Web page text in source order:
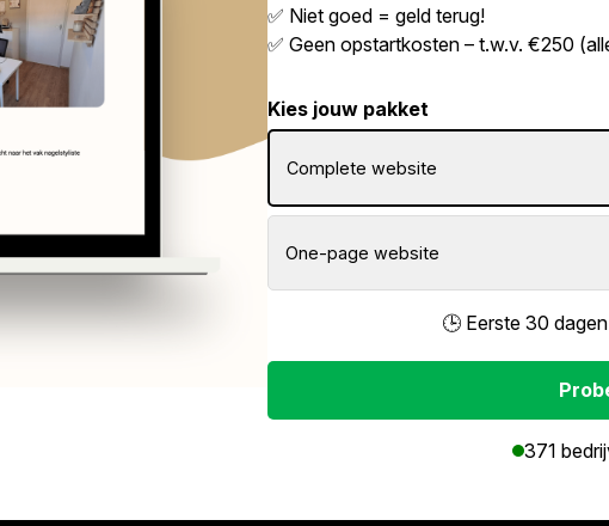
✅ Niet goed = geld terug!
✅ Geen opstartkosten – t.w.v. €250
Kies jouw pakket
Complete website
One-page website
🕒 Eerste 30
371